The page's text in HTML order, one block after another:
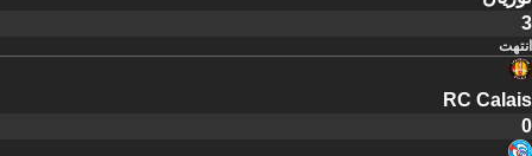
3
انتهت
RC Calais
0